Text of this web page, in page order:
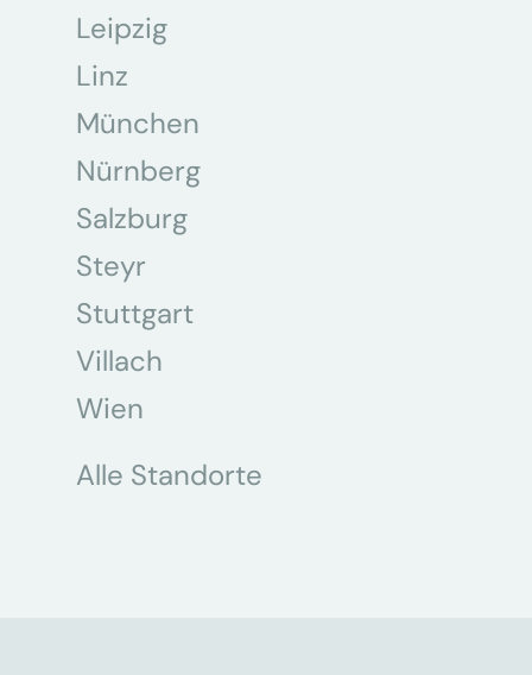
Leipzig
Linz
München
Nürnberg
Salzburg
Steyr
Stuttgart
Villach
Wien
Alle Standorte